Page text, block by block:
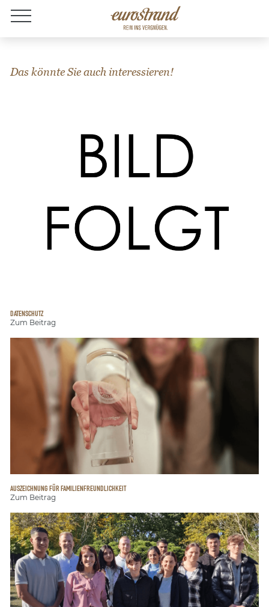
Jobs
Das könnte Sie auch interessieren!
DATENSCHUTZ
Zum Beitrag
AUSZEICHNUNG FÜR FAMILIENFREUNDLICHKEIT
Zum Beitrag